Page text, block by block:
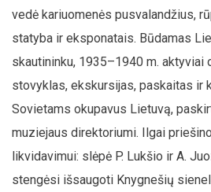
vedė kariuomenės pusvalandžius,
statyba ir eksponatais. Būdamas
skautininku, 1935–1940 m. aktyviai
stovyklas, ekskursijas, paskaitas ir
Sovietams okupavus Lietuvą,
muziejaus direktoriumi. Ilgai
likvidavimui: slėpė P. Lukšio ir A.
stengėsi išsaugoti Knygnešių